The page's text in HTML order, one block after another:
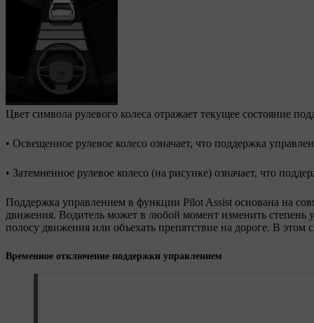
Цвет символа рулевого колеса отражает текущее состояние
• Освещенное рулевое колесо означает, что поддержка
• Затемненное рулевое колесо (на рисунке) означает, что
Поддержка управлением в функции Pilot Assist основана на
движения. Водитель может в любой момент изменить степень
полосу движения или объехать препятствие на дороге. В этом
Временное отключение поддержки управлением